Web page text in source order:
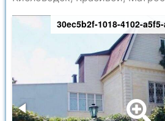
30ec5b2f-1018-4102-